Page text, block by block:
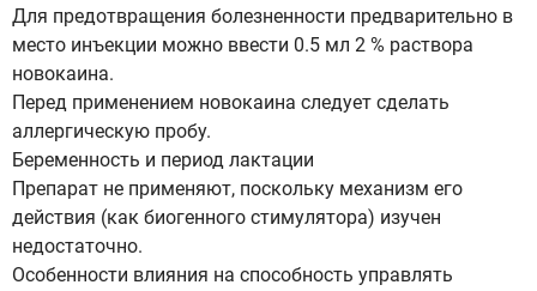
Для предотвращения болезненности предварительно в
место инъекции можно ввести 0.5 мл 2 % раствора
новокаина.
Перед применением новокаина следует сделать
аллергическую пробу.
Беременность и период лактации
Препарат не применяют, поскольку механизм его
действия (как биогенного стимулятора) изучен
недостаточно.
Особенности влияния на способность управлять